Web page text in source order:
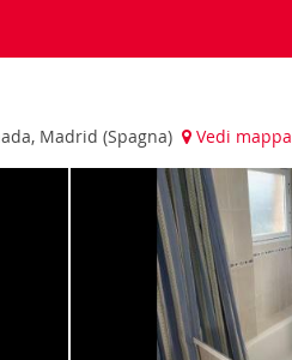
Madrid (Spagna) Vedi mappa